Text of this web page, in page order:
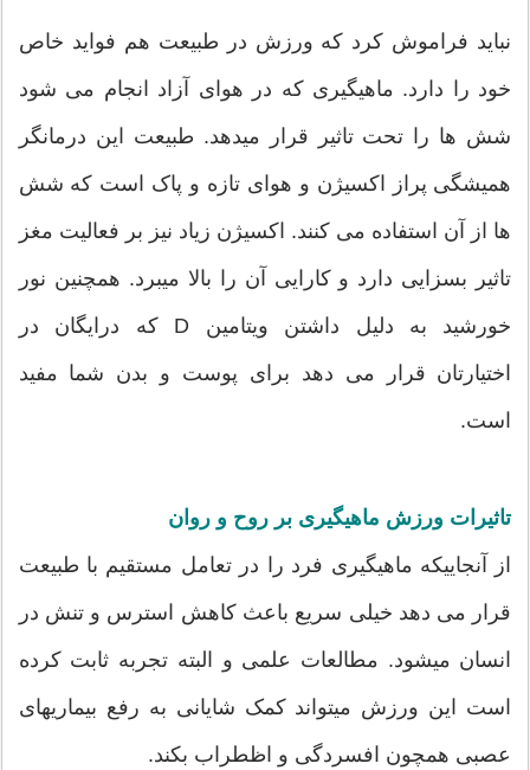
نباید فراموش کرد که ورزش در طبیعت هم فواید خاص
خود را دارد. ماهیگیری که در هوای آزاد انجام می شود
شش ها را تحت تاثیر قرار میدهد. طبیعت این درمانگر
همیشگی پراز اکسیژن و هوای تازه و پاک است که شش
ها از آن استفاده می کنند. اکسیژن زیاد نیز بر فعالیت مغز
تاثیر بسزایی دارد و کارایی آن را بالا میبرد. همچنین نور
خورشید به دلیل داشتن ویتامین D که درایگان در
اختیارتان قرار می دهد برای پوست و بدن شما مفید
است.
تاثیرات ورزش ماهیگیری بر روح و روان
از آنجاییکه ماهیگیری فرد را در تعامل مستقیم با طبیعت
قرار می دهد خیلی سریع باعث کاهش استرس و تنش در
انسان میشود. مطالعات علمی و البته تجربه ثابت کرده
است این ورزش میتواند کمک شایانی به رفع بیماریهای
عصبی همچون افسردگی و اظطراب بکند.